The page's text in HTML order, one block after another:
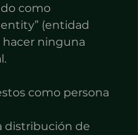
como
(entidad
hacer ninguna
como persona
distribución de